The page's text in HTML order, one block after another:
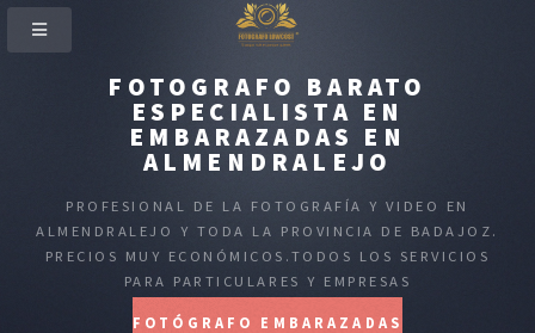
FOTOGRAFO BARATO
ESPECIALISTA EN
EMBARAZADAS EN
ALMENDRALEJO
PROFESIONAL DE LA FOTOGRAFÍA Y VIDEO EN
ALMENDRALEJO Y TODA LA PROVINCIA DE BADAJOZ.
PRECIOS MUY ECONÓMICOS.TODOS LOS SERVICIOS
PARA PARTICULARES Y EMPRESAS
FOTÓGRAFO EMBARAZADAS